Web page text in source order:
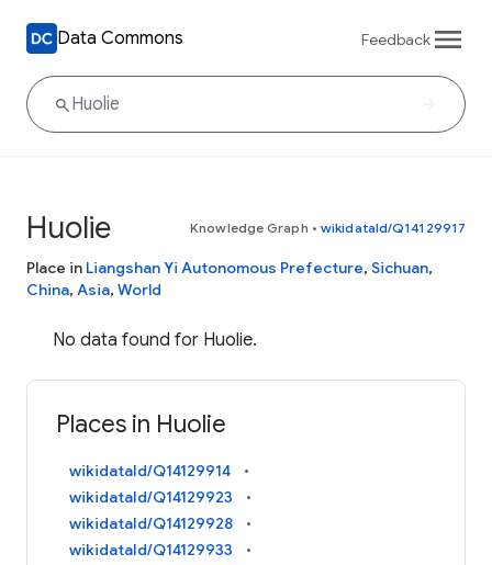
Data Commons Feedback
Huolie Knowledge Graph • wikidataId/Q14129917
Place in Liangshan Yi Autonomous Prefecture, Sichuan,
China, Asia, World
No data found for Huolie.
Places in Huolie
wikidataId/Q14129914
wikidataId/Q14129923
wikidataId/Q14129928
wikidataId/Q14129933